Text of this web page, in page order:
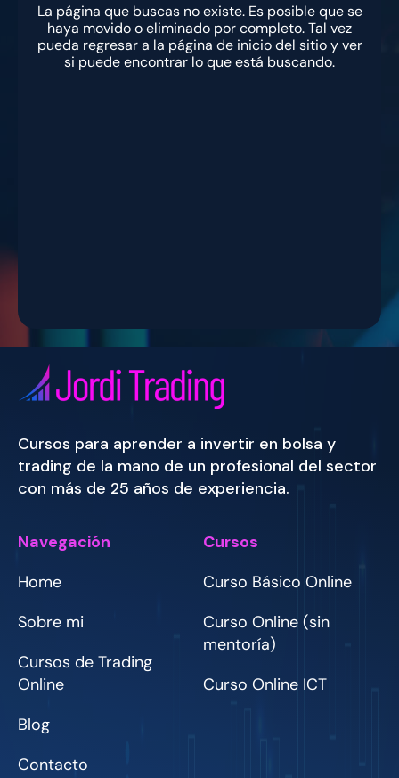
La página que buscas no existe. Es posible que se
haya movido o eliminado por completo. Tal vez
pueda regresar a la página de inicio del sitio y ver
si puede encontrar lo que está buscando.
Cursos para aprender a invertir en bolsa y
trading de la mano de un profesional del sector
con más de 25 años de experiencia.
Navegación
Home
Sobre mi
Cursos de Trading
Online
Blog
Contacto
Cursos
Curso Básico Online
Curso Online (sin
mentoría)
Curso Online ICT